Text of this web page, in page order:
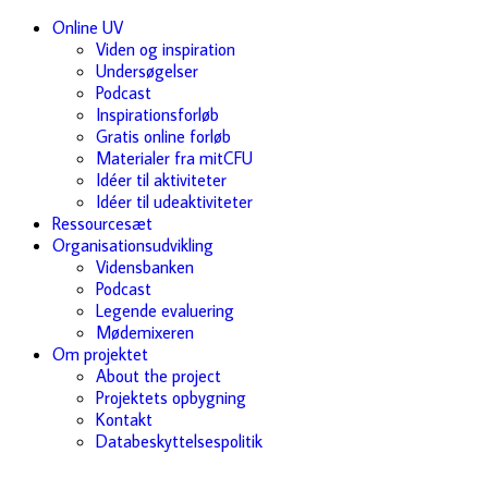
Online UV
Viden og inspiration
Undersøgelser
Podcast
Inspirationsforløb
Gratis online forløb
Materialer fra mitCFU
Idéer til aktiviteter
Idéer til udeaktiviteter
Ressourcesæt
Organisationsudvikling
Vidensbanken
Podcast
Legende evaluering
Mødemixeren
Om projektet
About the project
Projektets opbygning
Kontakt
Databeskyttelsespolitik